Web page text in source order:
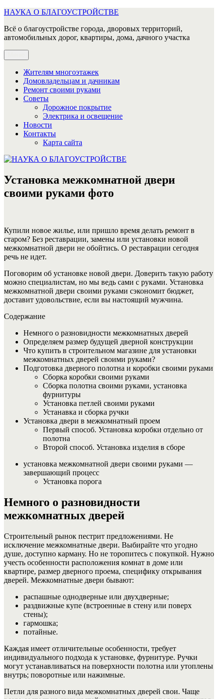
Перейти
содержимому
НАУКА О БЛАГОУСТРОЙСТВЕ
Всё о благоустройстве города, дворовых территорий,
автомобильных дорог, квартиры, дома, дачного участка
Жителям многоэтажек
Домовладельцам и дачникам
Ремонт своими руками
Советы
Дорожное покрытие
Электрика и освещение
Новости
Контакты
Карта сайта
Установка межкомнатной двери
своими руками фото
Купили новое жилье, или пришло время делать ремонт в
старом? Без реставрации, замены или установки новой
межкомнатной двери не обойтись. О реставрации сегодня
речь не идет.
Поговорим об установке новой двери. Доверить такую работу
можно специалистам, но мы ведь сами с руками. Установка
межкомнатной двери своими руками сэкономит бюджет,
доставит удовольствие, если вы настоящий мужчина.
Содержание
Немного о разновидности межкомнатных дверей
Определяем размер будущей дверной конструкции
Что купить в строительном магазине для установки
межкомнатных дверей своими руками?
Подготовка дверного полотна и коробки своими руками
Сборка коробки своими руками
Сборка полотна своими руками, установка
фурнитуры
Установка петлей своими руками
Устанавка и сборка ручки
Установка двери в межкомнатный проем
Первый способ. Установка коробки отдельно от
полотна
Второй способ. Установка изделия в сборе
установка межкомнатной двери своими руками —
завершающий процесс
Установка порога
Немного о разновидности
межкомнатных дверей
Строительный рынок пестрит предложениями. Не
исключение межкомнатные двери. Выбирайте что угодно
душе, доступно карману. Но не торопитесь с покупкой. Нужно
учесть особенности расположения комнат в доме или
квартире, размер дверного проема, специфику открывания
дверей. Межкомнатные двери бывают:
распашные однодверные или двухдверные;
раздвижные купе (встроенные в стену или поверх
стены);
гармошка;
потайные.
Каждая имеет отличительные особенности, требует
индивидуального подхода к установке, фурнитуре. Ручки
могут устанавливаться на поверхности полотна или утоплены
внутрь; поворотные или нажимные.
Петли для разного вида межкомнатных дверей свои. Чаще